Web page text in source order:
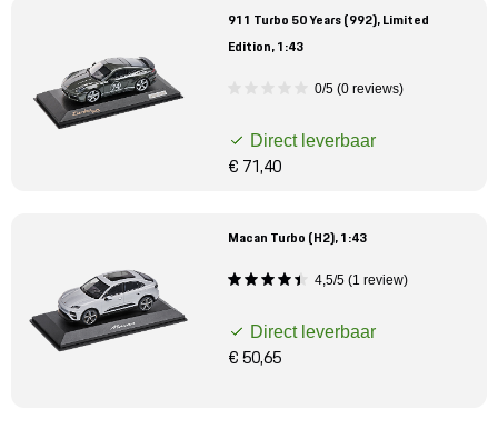
911 Turbo 50 Years (992), Limited
Edition, 1:43
0/5 (0 reviews)
Direct leverbaar
€ 71,40
Macan Turbo (H2), 1:43
4,5/5 (1 review)
Direct leverbaar
€ 50,65